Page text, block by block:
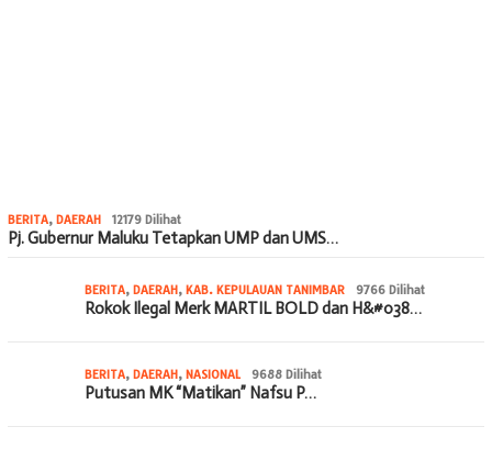
BERITA, DAERAH 12179 Dilihat
Pj. Gubernur Maluku Tetapkan UMP dan UMS…
BERITA, DAERAH, KAB. KEPULAUAN TANIMBAR 9766 Dilihat
Rokok Ilegal Merk MARTIL BOLD dan H&#038…
BERITA, DAERAH, NASIONAL 9688 Dilihat
Putusan MK “Matikan” Nafsu P…